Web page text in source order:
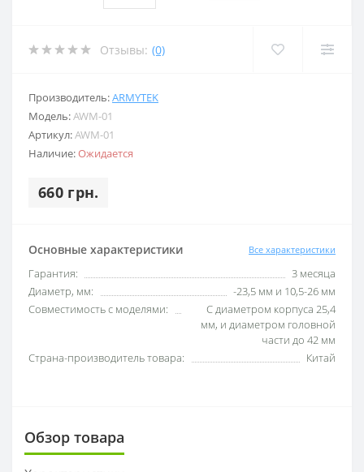
Отзывы: (0)
Производитель:ARMYTEK
Модель:AWM-01
Артикул:AWM-01
Наличие:Ожидается
660 грн.
Основные характеристики Все характеристики
Гарантия:
3 месяца
Диаметр, мм:
-23,5 мм и 10,5-26 мм
Совместимость с моделями:
С диаметром корпуса 25,4
мм, и диаметром головной
части до 42 мм
Страна-производитель товара:
Китай
Обзор товара